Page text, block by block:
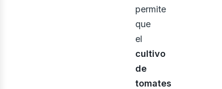
permite
que
el
cultivo
de
tomates